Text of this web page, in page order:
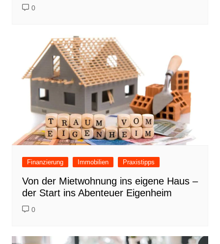
0
Finanzierung Immobilien Praxistipps
Von der Mietwohnung ins eigene Haus –
der Start ins Abenteuer Eigenheim
0